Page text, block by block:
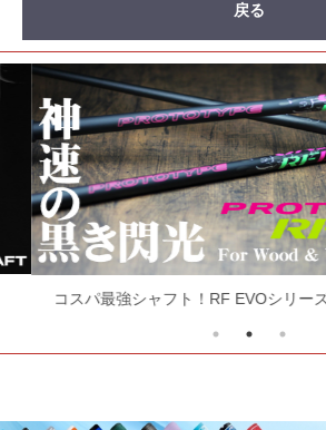
戻る
コスパ最強シャフト！RF EVOシリーズ